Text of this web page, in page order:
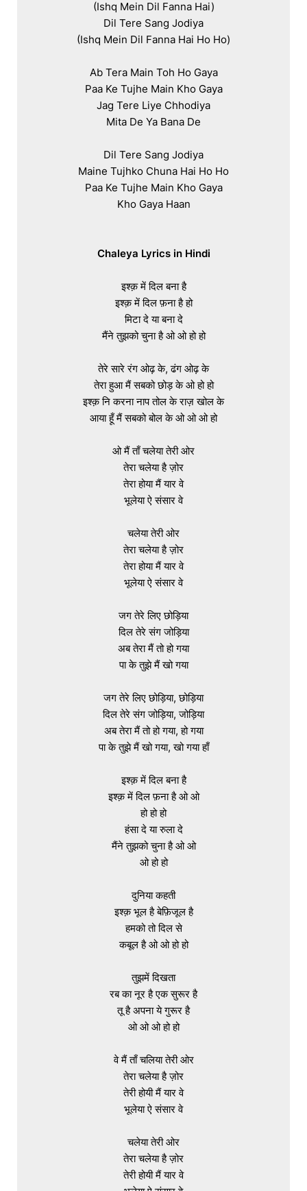
(Ishq Mein Dil Fanna Hai)
Dil Tere Sang Jodiya
(Ishq Mein Dil Fanna Hai Ho Ho)
Ab Tera Main Toh Ho Gaya
Paa Ke Tujhe Main Kho Gaya
Jag Tere Liye Chhodiya
Mita De Ya Bana De
Dil Tere Sang Jodiya
Maine Tujhko Chuna Hai Ho Ho
Paa Ke Tujhe Main Kho Gaya
Kho Gaya Haan
इश्क़ में दिल बना है
इश्क़ में दिल फ़ना है हो
मिटा दे या बना दे
मैंने तुझको चुना है ओ ओ हो हो
तेरे सारे रंग ओढ़ के, ढंग ओढ़ के
तेरा हुआ मैं सबको छोड़ के ओ हो हो
इश्क़ नि करना नाप तोल के राज़ खोल के
आया हूँ मैं सबको बोल के ओ ओ ओ हो
ओ मैं ताँ चलेया तेरी ओर
तेरा चलेया है ज़ोर
तेरा होया मैं यार वे
भूलेया ऐ संसार वे
चलेया तेरी ओर
तेरा चलेया है ज़ोर
तेरा होया मैं यार वे
भूलेया ऐ संसार वे
जग तेरे लिए छोड़िया
दिल तेरे संग जोड़िया
अब तेरा मैं तो हो गया
पा के तुझे मैं खो गया
जग तेरे लिए छोड़िया, छोड़िया
दिल तेरे संग जोड़िया, जोड़िया
अब तेरा मैं तो हो गया, हो गया
पा के तुझे मैं खो गया, खो गया हाँ
इश्क़ में दिल बना है
इश्क़ में दिल फ़ना है ओ ओ
हो हो हो
हंसा दे या रुला दे
मैंने तुझको चुना है ओ ओ
ओ हो हो
दुनिया कहती
इश्क़ भूल है बेफ़िजूल है
हमको तो दिल से
कबूल है ओ ओ हो हो
तुझमें दिखता
रब का नूर है एक सुरूर है
तू है अपना ये गुरूर है
ओ ओ ओ हो हो
वे मैं ताँ चलिया तेरी ओर
तेरा चलेया है ज़ोर
तेरी होयी मैं यार वे
भूलेया ऐ संसार वे
चलेया तेरी ओर
तेरा चलेया है ज़ोर
तेरी होयी मैं यार वे